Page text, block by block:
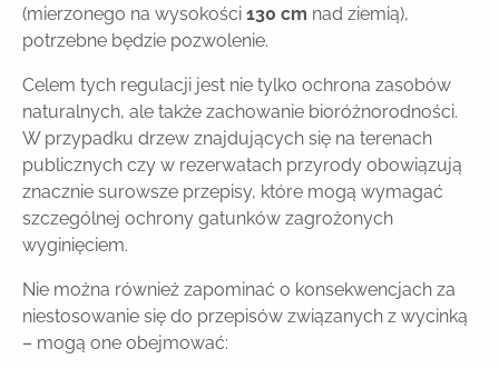
(mierzonego na wysokości 130 cm nad ziemią),
potrzebne będzie pozwolenie.
Celem tych regulacji jest nie tylko ochrona zasobów
naturalnych, ale także zachowanie bioróżnorodności.
W przypadku drzew znajdujących się na terenach
publicznych czy w rezerwatach przyrody obowiązują
znacznie surowsze przepisy, które mogą wymagać
szczególnej ochrony gatunków zagrożonych
wyginięciem.
Nie można również zapominać o konsekwencjach za
niestosowanie się do przepisów związanych z wycinką
– mogą one obejmować: